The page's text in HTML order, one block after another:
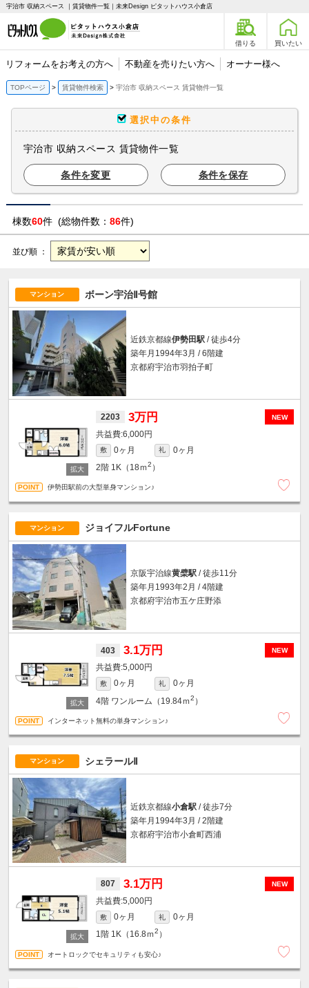
宇治市 収納スペース ｜賃貸物件一覧｜未来Design ピタットハウス小倉店
借りる 買いたい
リフォームをお考えの方へ 不動産を売りたい方へ オーナー様へ
TOPページ 賃貸物件検索 宇治市 収納スペース 賃貸物件一覧
選択中の条件
宇治市 収納スペース 賃貸物件一覧
条件を変更 条件を保存
棟数60件 (総物件数： 86件)
並び順 ：
マンション ボーン宇治Ⅱ号館
近鉄京都線伊勢田駅/ 徒歩4分
築年月1994年3月 / 6階建
京都府宇治市羽拍子町
NEW
2203 3万円
6,000円
敷 0ヶ月 礼
0ヶ月
2階 1K（18ｍ2 ）
伊勢田駅前の大型単身マンション♪
マンション ジョイフルFortune
京阪宇治線黄檗駅/ 徒歩11分
築年月1993年2月 / 4階建
京都府宇治市五ケ庄野添
NEW
403 3.1万円
5,000円
敷 0ヶ月 礼
0ヶ月
4階 ワンルーム（19.84ｍ2 ）
インターネット無料の単身マンション♪
マンション シェラールⅡ
近鉄京都線小倉駅/ 徒歩7分
築年月1994年3月 / 2階建
京都府宇治市小倉町西浦
NEW
807 3.1万円
5,000円
敷 0ヶ月 礼
0ヶ月
1階 1K（16.8ｍ2 ）
オートロックでセキュリティも安心♪